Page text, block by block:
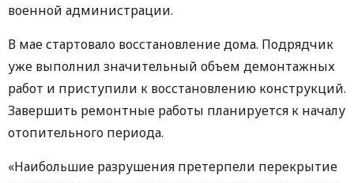
военной администрации.
В мае стартовало восстановление дома. Подрядчик
уже выполнил значительный объем демонтажных
работ и приступили к восстановлению конструкций.
Завершить ремонтные работы планируется к началу
отопительного периода.
«Наибольшие разрушения претерпели перекрытие